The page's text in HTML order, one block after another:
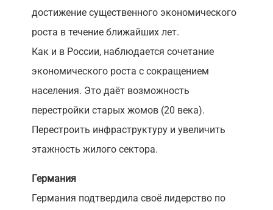
достижение существенного экономического
роста в течение ближайших лет.
Как и в России, наблюдается сочетание
экономического роста с сокращением
населения. Это даёт возможность
перестройки старых жомов (20 века).
Перестроить инфраструктуру и увеличить
этажность жилого сектора.
Германия
Германия подтвердила своё лидерство по